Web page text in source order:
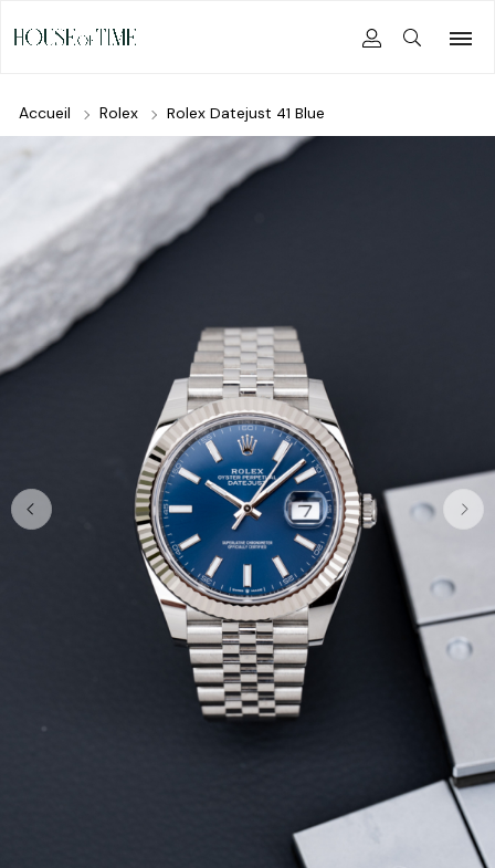
Accueil Rolex Rolex Datejust 41 Blue